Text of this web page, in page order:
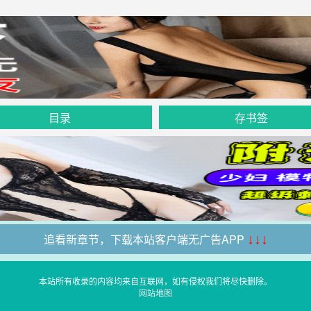
目录 存书签
追看新章节，下载本站客户端无广告APP ↓↓↓
本站所有收录的内容均来自互联网，如有侵权我们将尽快删除。
网站地图